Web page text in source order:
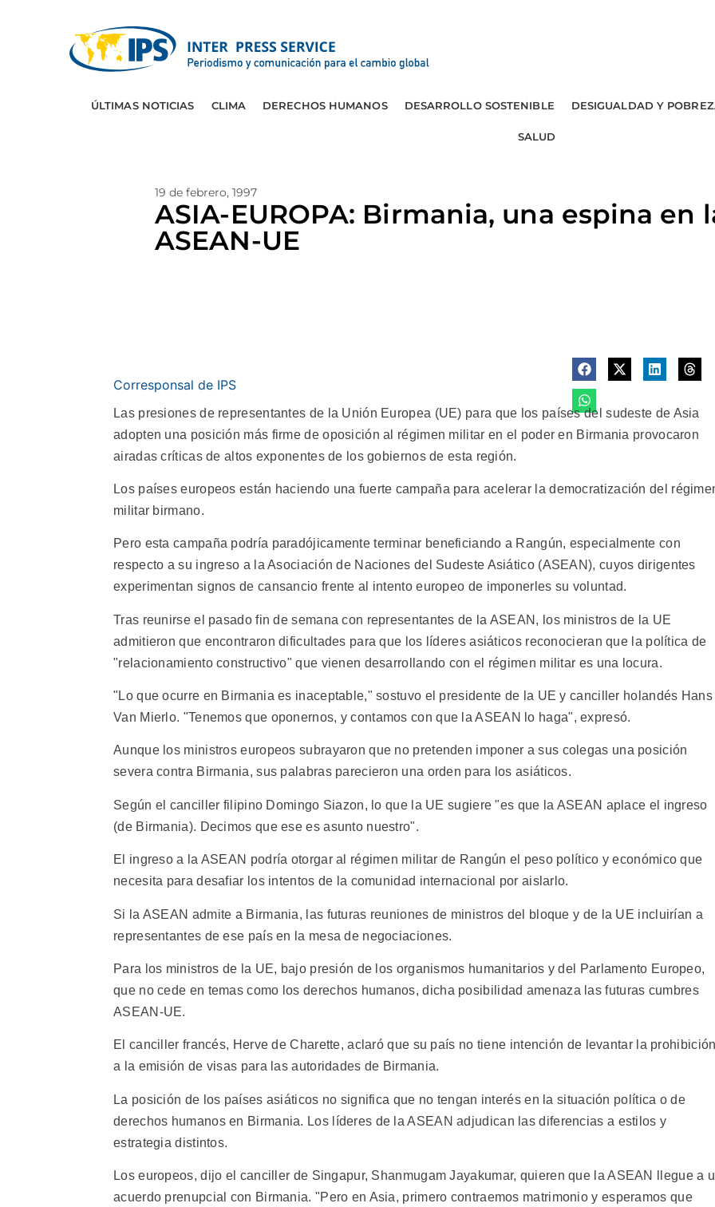
ÚLTIMAS NOTICIAS CLIMA DERECHOS HUMANOS DESARROLLO SOSTENIBLE DESIGUALDAD Y
SALUD
19 de febrero, 1997
ASIA-EUROPA: Birmania, una espina en
ASEAN-UE
Corresponsal de IPS
Las presiones de representantes de la Unión Europea (UE) para que los países del sudeste de Asia
adopten una posición más firme de oposición al régimen militar en el poder en Birmania provocaron
airadas críticas de altos exponentes de los gobiernos de esta región.
Los países europeos están haciendo una fuerte campaña para acelerar la democratización del
militar birmano.
Pero esta campaña podría paradójicamente terminar beneficiando a Rangún, especialmente con
respecto a su ingreso a la Asociación de Naciones del Sudeste Asiático (ASEAN), cuyos dirigentes
experimentan signos de cansancio frente al intento europeo de imponerles su voluntad.
Tras reunirse el pasado fin de semana con representantes de la ASEAN, los ministros de la UE
admitieron que encontraron dificultades para que los líderes asiáticos reconocieran que la política de
"relacionamiento constructivo" que vienen desarrollando con el régimen militar es una locura.
"Lo que ocurre en Birmania es inaceptable," sostuvo el presidente de la UE y canciller holandés Hans
Van Mierlo. "Tenemos que oponernos, y contamos con que la ASEAN lo haga", expresó.
Aunque los ministros europeos subrayaron que no pretenden imponer a sus colegas una posición
severa contra Birmania, sus palabras parecieron una orden para los asiáticos.
Según el canciller filipino Domingo Siazon, lo que la UE sugiere "es que la ASEAN aplace el ingreso
(de Birmania). Decimos que ese es asunto nuestro".
El ingreso a la ASEAN podría otorgar al régimen militar de Rangún el peso político y económico que
necesita para desafiar los intentos de la comunidad internacional por aislarlo.
Si la ASEAN admite a Birmania, las futuras reuniones de ministros del bloque y de la UE incluirían a
representantes de ese país en la mesa de negociaciones.
Para los ministros de la UE, bajo presión de los organismos humanitarios y del Parlamento Europeo,
que no cede en temas como los derechos humanos, dicha posibilidad amenaza las futuras cumbres
ASEAN-UE.
El canciller francés, Herve de Charette, aclaró que su país no tiene intención de levantar la
a la emisión de visas para las autoridades de Birmania.
La posición de los países asiáticos no significa que no tengan interés en la situación política o de
derechos humanos en Birmania. Los líderes de la ASEAN adjudican las diferencias a estilos y
estrategia distintos.
Los europeos, dijo el canciller de Singapur, Shanmugam Jayakumar, quieren que la ASEAN llegue a
acuerdo prenupcial con Birmania. "Pero en Asia, primero contraemos matrimonio y esperamos que